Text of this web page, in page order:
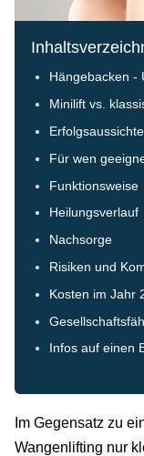
Hängebacken -
Minilift vs.
Für wen
Funktionsweise
Heilungsverlauf
Nachsorge
Risiken und
Kosten im Jahr
Infos auf einen
Im Gegensatz zu
Wangenlifting nur